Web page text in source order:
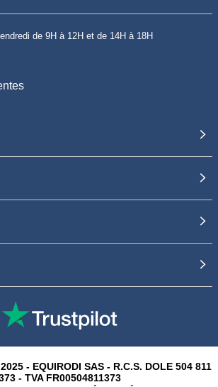
de 9H à 12H et de 14H à 18H
- EQUIRODI SAS - R.C.S. DOLE 504 811
- TVA FR00504811373